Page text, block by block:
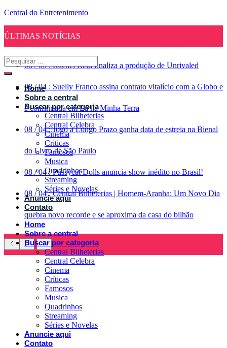
Central do Entretenimento
ÚLTIMAS NOTÍCIAS
08 / 06 : Rachel Reid finaliza a produção de Unrivaled
08 / 04 : Suelly Franco assina contrato vitalício com a Globo e
é confirmada em Lá na Minha Terra
08 / 04 : Jogo a Longo Prazo ganha data de estreia na Bienal
do Livro de São Paulo
08 / 04 : Pussycat Dolls anuncia show inédito no Brasil!
08 / 04 : Central Bilheterias | Homem-Aranha: Um Novo Dia
quebra novo recorde e se aproxima da casa do bilhão
Home
Sobre a central
Buscar por categoria
Central Bilheterias
Central Celebra
Cinema
Críticas
Famosos
Musica
Quadrinhos
Streaming
Séries e Novelas
Anuncie aqui
Contato
Home
Sobre a central
Buscar por categoria
Central Bilheterias
Central Celebra
Cinema
Críticas
Famosos
Musica
Quadrinhos
Streaming
Séries e Novelas
Anuncie aqui
Contato